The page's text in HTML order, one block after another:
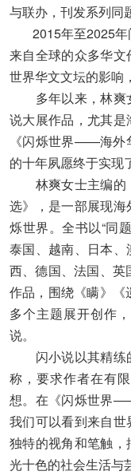
与联办，刊发系列同
2015年至2025年
来自全球的众多华
世界华文文坛的影响
多年以来，林爽
说大展作品，尤其
《闪烁世界——海外
的十年夙愿终于实现
林爽女士主编的
选》，是一部展现
烁世界。全书以“同
泰国、越南、日本
西、德国、法国、
作品，围绕《瞒》
多个主题展开创作
说。
闪小说以其精练
称，要求作者在有
想。在《闪烁世界
我们可以看到来自
独特的视角和笔触
光十色的社会生活与